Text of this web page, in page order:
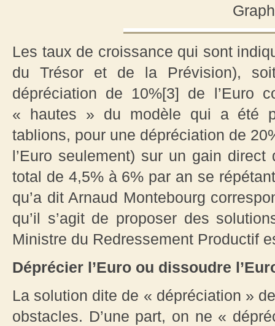
Les taux de croissance qui sont
du Trésor et de la Prévision),
dépréciation de 10%[3] de l’Euro
« hautes » du modèle qui a été
tablions, pour une dépréciation de
l’Euro seulement) sur un gain
total de 4,5% à 6% par an se
qu’a dit Arnaud Montebourg
qu’il s’agit de proposer des
Ministre du Redressement Productif
Déprécier l’Euro ou dissoudre
La solution dite de « dépréciation »
obstacles. D’une part, on ne «